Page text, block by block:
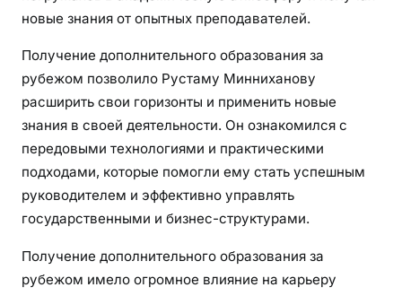
новые знания от опытных преподавателей.
Получение дополнительного образования за
рубежом позволило Рустаму Минниханову
расширить свои горизонты и применить новые
знания в своей деятельности. Он ознакомился с
передовыми технологиями и практическими
подходами, которые помогли ему стать успешным
руководителем и эффективно управлять
государственными и бизнес-структурами.
Получение дополнительного образования за
рубежом имело огромное влияние на карьеру